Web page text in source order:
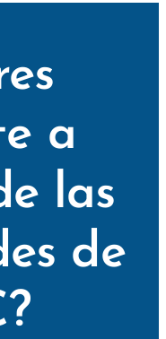
a
las
de